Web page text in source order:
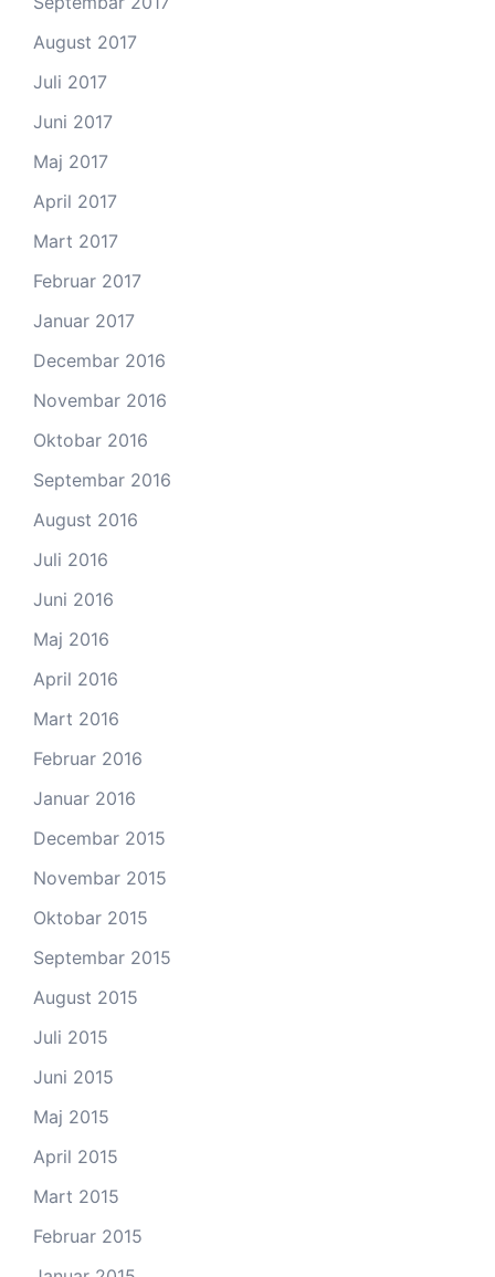
August 2017
Juli 2017
Juni 2017
Maj 2017
April 2017
Mart 2017
Februar 2017
Januar 2017
Decembar 2016
Novembar 2016
Oktobar 2016
Septembar 2016
August 2016
Juli 2016
Juni 2016
Maj 2016
April 2016
Mart 2016
Februar 2016
Januar 2016
Decembar 2015
Novembar 2015
Oktobar 2015
Septembar 2015
August 2015
Juli 2015
Juni 2015
Maj 2015
April 2015
Mart 2015
Februar 2015